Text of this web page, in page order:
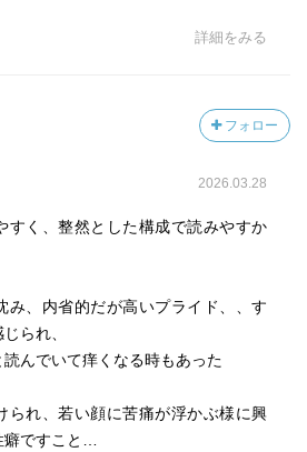
詳細をみる
フォロー
2026.03.28
すく、整然とした構成で読みやすか
み、内省的だが高いプライド、、す
られ、
んでいて痒くなる時もあった
られ、若い顔に苦痛が浮かぶ様に興
ですこと…